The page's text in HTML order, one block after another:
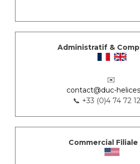
Administratif &
✉️
contact@duc-
📞 +33 (0)4 74 72
Commercial Filiale